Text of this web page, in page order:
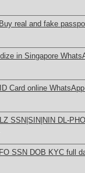
real and fake
in Singapore
Card online
SSN|SIN|NIN DL-
SSN DOB KYC full